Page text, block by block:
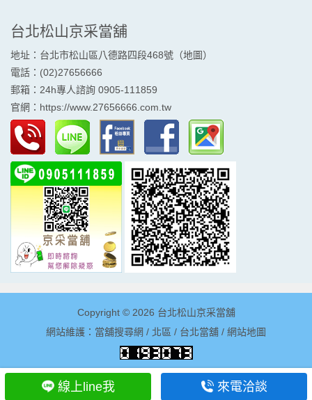
台北松山京采當舖
地址：台北市松山區八德路四段468號（地圖）
電話：(02)27656666
郵箱：24h專人諮詢 0905-111859
官網： https://www.27656666.com.tw
Copyright © 2026 台北松山京采當舖
網站維護： 當舖搜尋網 / 北區 / 台北當舖 / 網站地圖
線上line我 來電洽談